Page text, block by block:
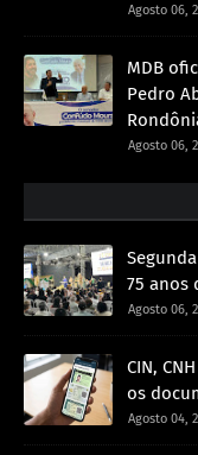
Agosto 06,
MDB
Pedro
Agosto 06,
75 anos
Agosto 06,
CIN,
os
Agosto 04,